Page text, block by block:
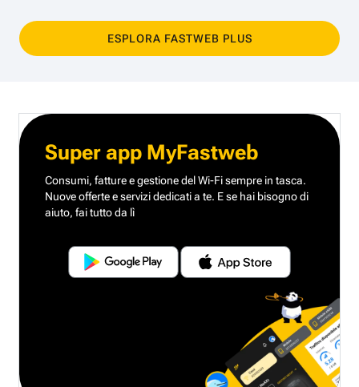
ESPLORA FASTWEB PLUS
Super app MyFastweb
Consumi, fatture e gestione del Wi-Fi sempre in tasca.
Nuove offerte e servizi dedicati a te. E se hai bisogno di
aiuto, fai tutto da lì